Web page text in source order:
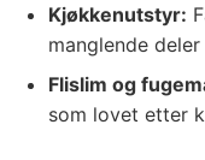
Kjøkkenutstyr:
manglende deler
Flislim og
som lovet etter